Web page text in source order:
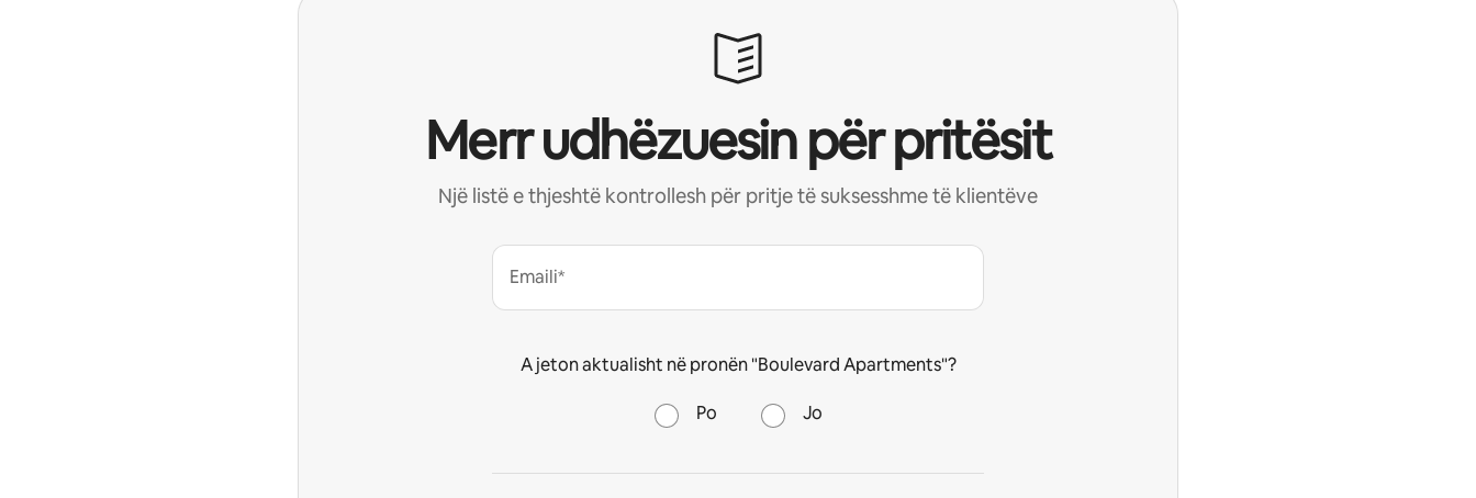
Merr udhëzuesin për pritësit
Një listë e thjeshtë kontrollesh për pritje të suksesshme të klientëve
Emaili*
A jeton aktualisht në pronën "Boulevard Apartments"?
Po Jo